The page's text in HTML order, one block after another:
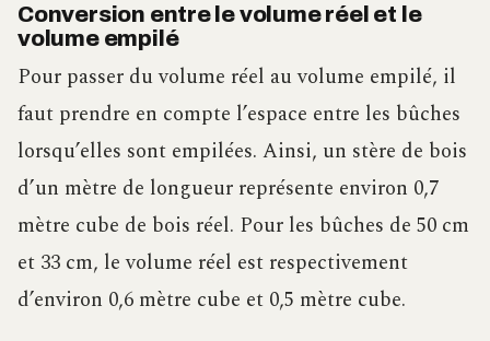
Conversion entre le volume réel et le
volume empilé
Pour passer du volume réel au volume empilé, il
faut prendre en compte l’espace entre les bûches
lorsqu’elles sont empilées. Ainsi, un stère de bois
d’un mètre de longueur représente environ 0,7
mètre cube de bois réel. Pour les bûches de 50 cm
et 33 cm, le volume réel est respectivement
d’environ 0,6 mètre cube et 0,5 mètre cube.